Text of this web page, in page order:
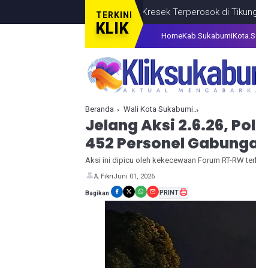
TERKINI
KLIK
Truk Muatan Kantong Kresek Terperosok di Tikungan
HomeKab.Sukabumi
Beranda Wali Kota Sukabumi
Jelang Aksi 2.6.26,
452 Personel
Aksi ini dipicu oleh kekecewaan Forum RT-RW
A. FikriJuni 01, 2026
Bagikan: PRINT